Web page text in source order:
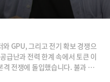
GPU, 그리고 전기 확보 경쟁으
급난과 전력 한계 속에서 토큰 이
격 전쟁에 돌입했습니다. 불과 몇